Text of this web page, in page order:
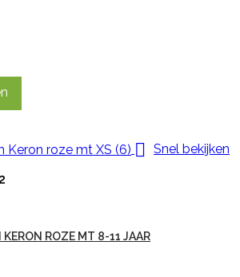
 Snel bekijken
ROZE MT 8-11 JAAR